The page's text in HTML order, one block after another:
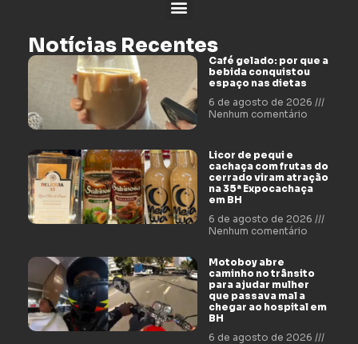
Notícias Recentes
Café gelado: por que a
bebida conquistou
espaço nas dietas
6 de agosto de 2026
Nenhum comentário
Licor de pequi e
cachaça com frutas do
cerrado viram atração
na 35ª Expocachaça
em BH
6 de agosto de 2026
Nenhum comentário
Motoboy abre
caminho no trânsito
para ajudar mulher
que passava mal a
chegar ao hospital em
BH
6 de agosto de 2026